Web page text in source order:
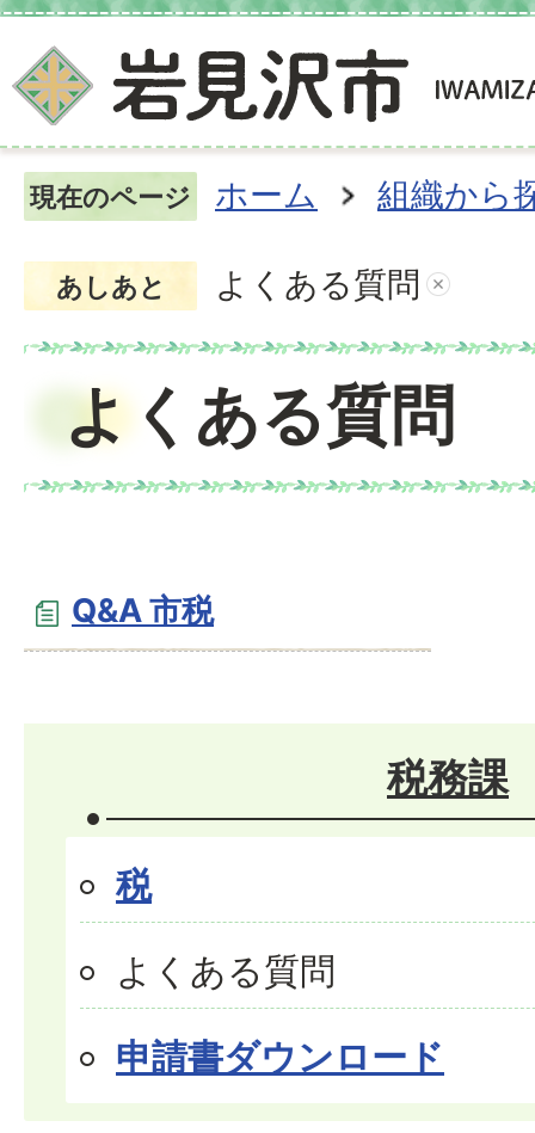
現在のページ ホーム 組織から
あしあと よくある質問
よくある質問
Q&A 市税
税務課
税
よくある質問
申請書ダウンロード